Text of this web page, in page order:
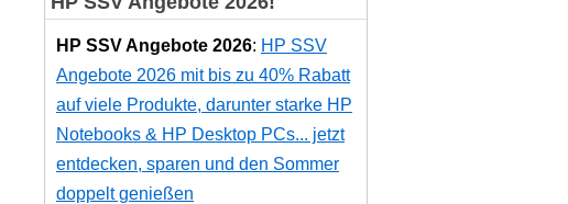
HP SSV Angebote 2026: HP SSV
Angebote 2026 mit bis zu 40% Rabatt
auf viele Produkte, darunter starke HP
Notebooks & HP Desktop PCs... jetzt
entdecken, sparen und den Sommer
doppelt genießen